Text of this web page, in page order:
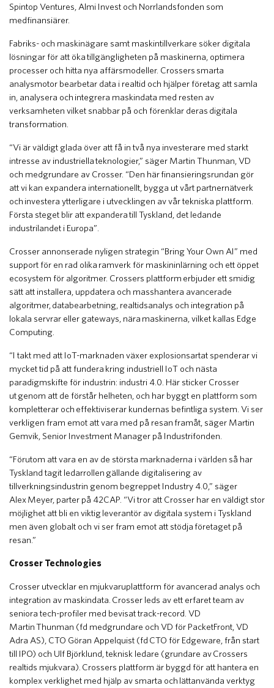
Spintop Ventures, Almi Invest och Norrlandsfonden som
medfinansiärer.
Fabriks- och maskinägare samt maskintillverkare söker digitala
lösningar för att öka tillgängligheten på maskinerna, optimera
processer och hitta nya affärsmodeller. Crossers smarta
analysmotor bearbetar data i realtid och hjälper företag att samla
in, analysera och integrera maskindata med resten av
verksamheten vilket snabbar på och förenklar deras digitala
transformation.
“Vi är väldigt glada över att få in två nya investerare med starkt
intresse av industriella teknologier,” säger Martin Thunman, VD
och medgrundare av Crosser. “Den här finansieringsrundan gör
att vi kan expandera internationellt, bygga ut vårt partnernätverk
och investera ytterligare i utvecklingen av vår tekniska plattform.
Första steget blir att expandera till Tyskland, det ledande
industrilandet i Europa”.
Crosser annonserade nyligen strategin “Bring Your Own AI” med
support för en rad olika ramverk för maskininlärning och ett öppet
ecosystem för algoritmer. Crossers plattform erbjuder ett smidig
sätt att installera, uppdatera och masshantera avancerade
algoritmer, databearbetning, realtidsanalys och integration på
lokala servrar eller gateways, nära maskinerna, vilket kallas Edge
Computing.
“I takt med att IoT-marknaden växer explosionsartat spenderar vi
mycket tid på att fundera kring industriell IoT och nästa
paradigmskifte för industrin: industri 4.0. Här sticker Crosser
ut genom att de förstår helheten, och har byggt en plattform som
kompletterar och effektiviserar kundernas befintliga system. Vi ser
verkligen fram emot att vara med på resan framåt, säger Martin
Gemvik, Senior Investment Manager på Industrifonden.
“Förutom att vara en av de största marknaderna i världen så har
Tyskland tagit ledarrollen gällande digitalisering av
tillverkningsindustrin genom begreppet Industry 4.0,” säger
Alex Meyer, parter på 42CAP. “Vi tror att Crosser har en väldigt stor
möjlighet att bli en viktig leverantör av digitala system i Tyskland
men även globalt och vi ser fram emot att stödja företaget på
resan.”
Crosser Technologies
Crosser utvecklar en mjukvaruplattform för avancerad analys och
integration av maskindata. Crosser leds av ett erfaret team av
seniora tech-profiler med bevisat track-record. VD
Martin Thunman (fd medgrundare och VD för PacketFront, VD
Adra AS), CTO Göran Appelquist (fd CTO för Edgeware, från start
till IPO) och Ulf Björklund, teknisk ledare (grundare av Crossers
realtids mjukvara). Crossers plattform är byggd för att hantera en
komplex verklighet med hjälp av smarta och lättanvända verktyg